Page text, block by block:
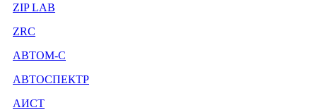
ZIP LAB
ZRC
АВТОМ-С
АВТОСПЕКТР
АИСТ